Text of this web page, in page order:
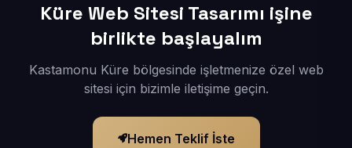
Küre Web Sitesi Tasarımı işine
birlikte başlayalım
Kastamonu Küre bölgesinde işletmenize özel web
sitesi için bizimle iletişime geçin.
Hemen Teklif İste